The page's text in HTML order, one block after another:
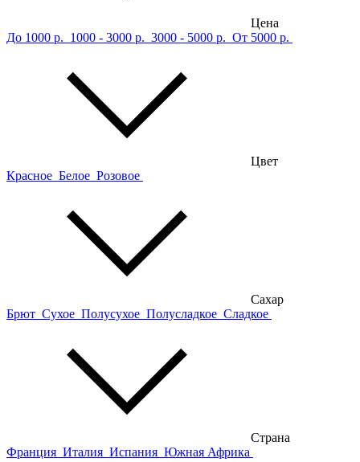
Цена
До 1000 р. 1000 - 3000 р. 3000 - 5000 р. От 5000 р.
Цвет
Красное Белое Розовое
Сахар
Брют Сухое Полусухое Полусладкое Сладкое
Страна
Франция Италия Испания Южная Африка